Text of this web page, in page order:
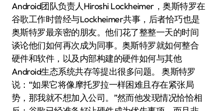
Android团队负责人Hiroshi Lockheimer，奥斯特罗在
谷歌工作时曾经与Lockheimer共事，后者恰巧也是
奥斯特罗最亲密的朋友。他们花了整整一天的时间
谈论他们如何再次成为同事。奥斯特罗就如何整合
硬件和软件，以及内部构建的硬件如何与其他
Android生态系统共存等提出很多问题。 奥斯特罗
说：“如果它将像摩托罗拉一样困难且存在紧张局
势，那我就不想加入公司。”然而他发现情况恰恰相